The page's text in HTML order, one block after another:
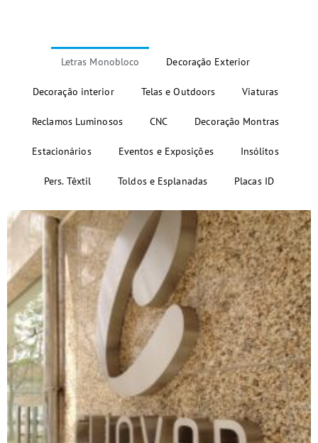
Letras Monobloco Decoração Exterior
Decoração interior Telas e Outdoors Viaturas
Reclamos Luminosos CNC Decoração Montras
Estacionários Eventos e Exposições Insólitos
Pers. Têxtil Toldos e Esplanadas Placas ID